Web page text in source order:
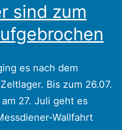
sind zum
es nach dem
Bis zum 26.07.
27. Juli geht es
Wallfahrt